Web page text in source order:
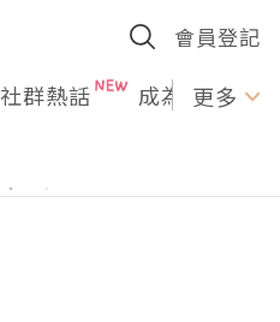
會員登記
社群熱話 成為U更多